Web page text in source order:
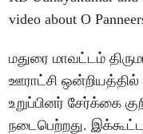
மதுரை மாவட்டம்
ஊராட்சி ஒன்றியத்தில்
உறுப்பினர் சேர்க்கை
நடைபெற்றது.